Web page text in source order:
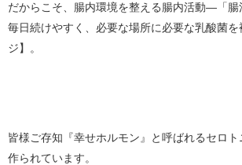
だからこそ、腸内環境を整える腸内活動―「腸
毎日続けやすく、必要な場所に必要な乳酸菌
ジ】。
皆様ご存知『幸せホルモン』と呼ばれるセロ
作られています。